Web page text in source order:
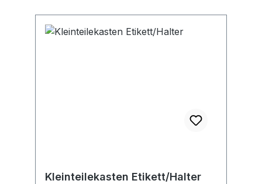
Kleinteilekasten Etikett/Halter